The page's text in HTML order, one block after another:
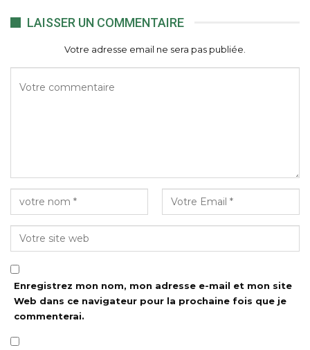
LAISSER UN COMMENTAIRE
Votre adresse email ne sera pas publiée.
Enregistrez mon nom, mon adresse e-mail et mon site
Web dans ce navigateur pour la prochaine fois que je
commenterai.